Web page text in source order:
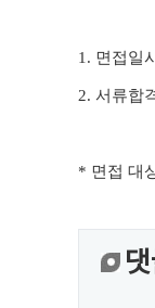
1. 면접일시
2. 서류합
* 면접 대